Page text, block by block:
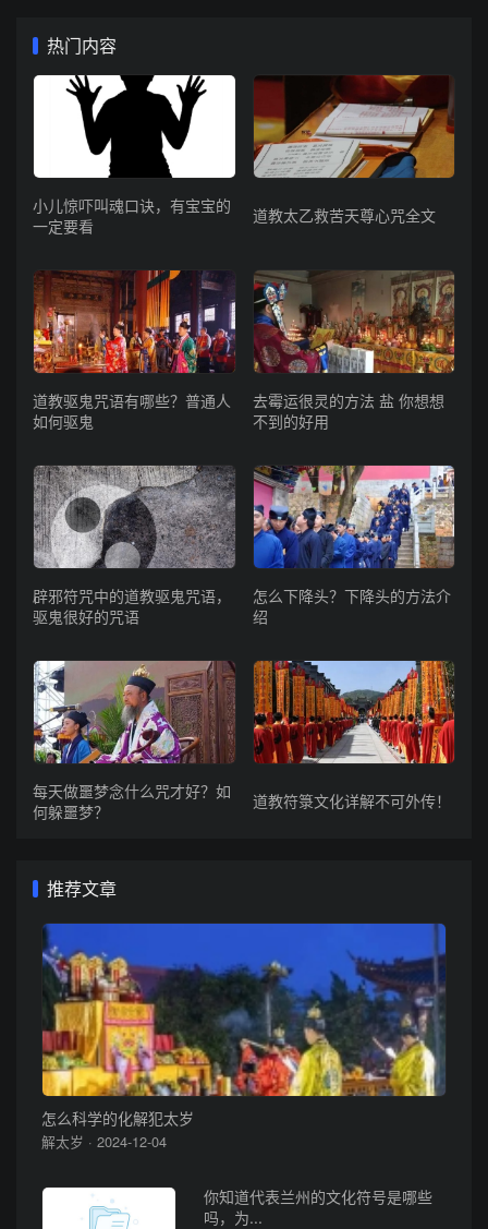
热门内容
小儿惊吓叫魂口诀，有宝宝的
一定要看
道教太乙救苦天尊心咒全文
道教驱鬼咒语有哪些？普通人
如何驱鬼
去霉运很灵的方法 盐 你想想
不到的好用
辟邪符咒中的道教驱鬼咒语，
驱鬼很好的咒语
怎么下降头？下降头的方法介
绍
每天做噩梦念什么咒才好？如
何躲噩梦？
道教符箓文化详解不可外传！
推荐文章
怎么科学的化解犯太岁
解太岁 · 2024-12-04
你知道代表兰州的文化符号是哪些
吗，为...